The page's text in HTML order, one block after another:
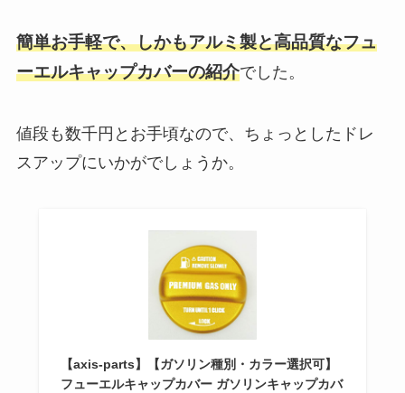
簡単お手軽で、しかもアルミ製と高品質なフュ
ーエルキャップカバーの紹介でした。
値段も数千円とお手頃なので、ちょっとしたドレ
スアップにいかがでしょうか。
【axis-parts】【ガソリン種別・カラー選択可】
フューエルキャップカバー ガソリンキャップカバ